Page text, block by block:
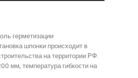
герметизации
шпонки происходит в
на территории РФ.
мм, температура гибкости на